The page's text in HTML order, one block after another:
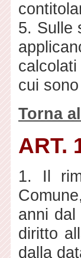
5. Sulle
cui
Torna
ART.
1. Il
anni
diritto
dalla